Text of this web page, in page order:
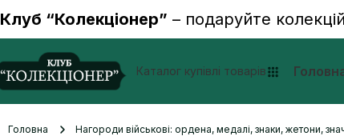
Клуб “Колекціонер” – подаруйте
Каталог купівлі товарів
Головна Нагороди військові: ордена, медалі, знаки, жетони,